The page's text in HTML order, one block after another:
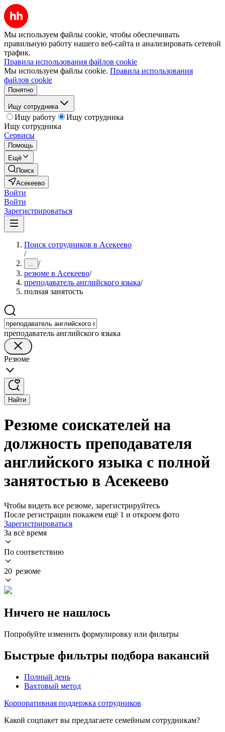
Мы используем файлы cookie, чтобы обеспечивать
правильную работу нашего веб-сайта и анализировать сетевой
трафик.
Правила использования файлов cookie
Мы используем файлы cookie. Правила использования
файлов cookie
Понятно
Ищу сотрудника
Ищу работу
Ищу сотрудника
Ищу сотрудника
Сервисы
Помощь
Ещё
Поиск
Асекеево
Войти
Войти
Зарегистрироваться
Поиск сотрудников в Асекеево
/
... /
резюме в Асекеево/
преподаватель английского языка/
полная занятость
преподаватель английского языка
Резюме
Найти
Резюме соискателей на
должность преподавателя
английского языка с полной
занятостью в Асекеево
Чтобы видеть все резюме, зарегистрируйтесь
После регистрации покажем ещё 1 и откроем фото
Зарегистрироваться
За всё время
По соответствию
20 резюме
Ничего не нашлось
Попробуйте изменить формулировку или фильтры
Быстрые фильтры подбора вакансий
Полный день
Вахтовый метод
Корпоративная поддержка сотрудников
Какой соцпакет вы предлагаете семейным сотрудникам?